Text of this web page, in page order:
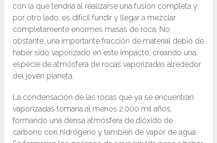
con la que tendría al realizarse una fusión completa y,
por otro lado, es difícil fundir y llegar a mezclar
completamente enormes masas de roca. No
obstante, una importante fracción de material debió de
haber sido vaporizado en este impacto, creando una
especie de atmósfera de rocas vaporizadas alrededor
del joven planeta.
La condensación de las rocas que ya se encuentran
vaporizadas tomaría al menos 2.000 mil años,
formando una densa atmósfera de dióxido de
carbono con hidrógeno y también de vapor de agua.